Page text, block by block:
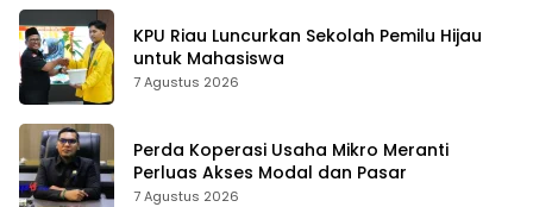
KPU Riau Luncurkan Sekolah Pemilu Hijau
untuk Mahasiswa
7 Agustus 2026
Perda Koperasi Usaha Mikro Meranti
Perluas Akses Modal dan Pasar
7 Agustus 2026